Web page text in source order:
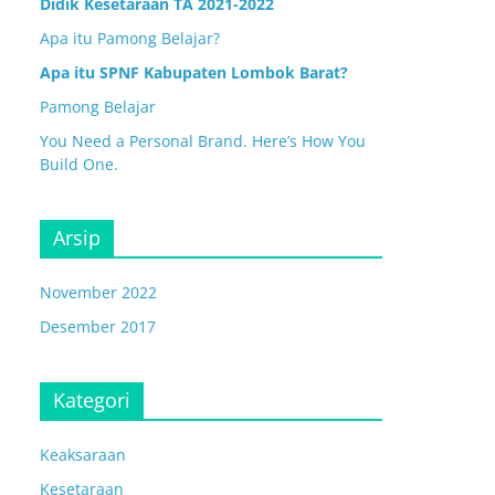
Apa itu Pamong Belajar?
Apa itu SPNF Kabupaten Lombok Barat?
Pamong Belajar
You Need a Personal Brand. Here’s How You
Build One.
Arsip
November 2022
Desember 2017
Kategori
Keaksaraan
Kesetaraan